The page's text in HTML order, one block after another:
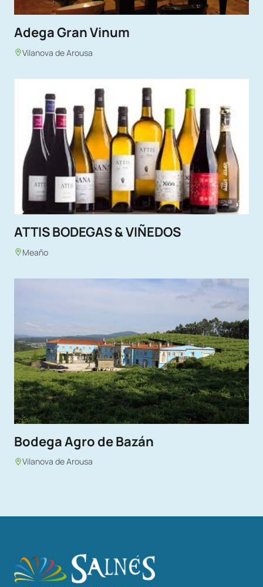
Adega Gran Vinum
Vilanova de Arousa
ATTIS BODEGAS & VIÑEDOS
Meaño
Bodega Agro de Bazán
Vilanova de Arousa